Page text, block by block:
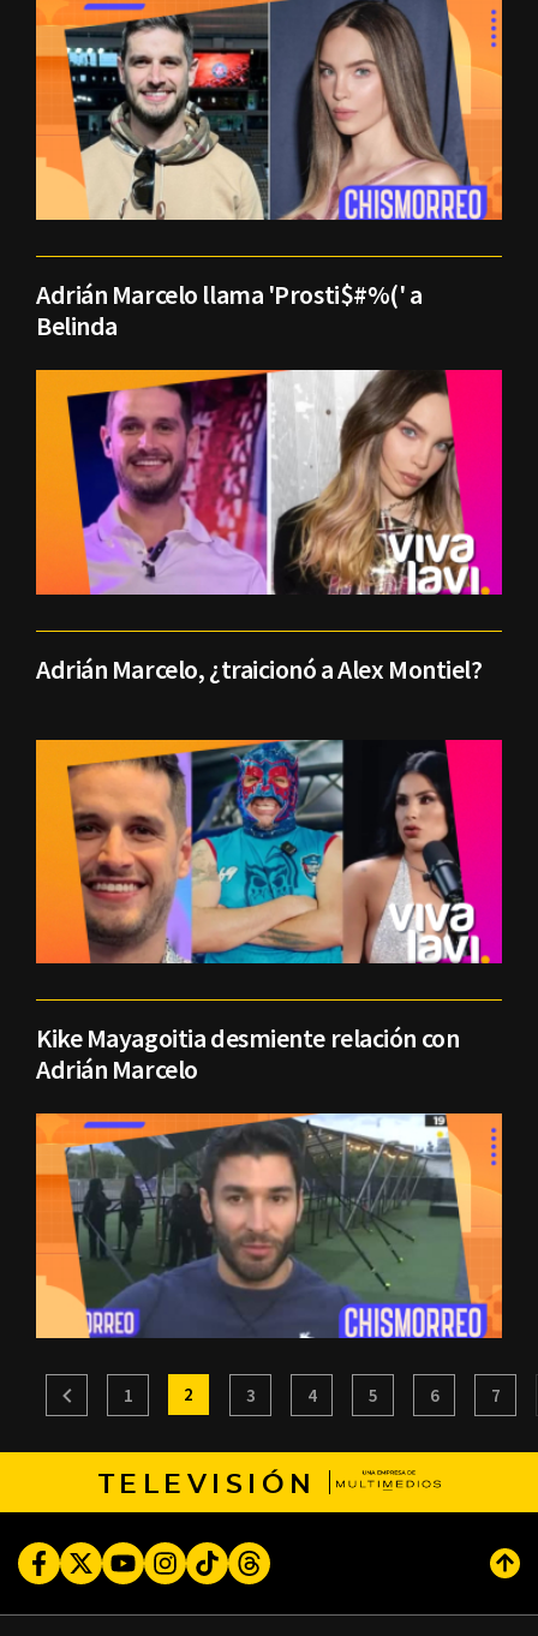
Adrián Marcelo llama 'Prosti$#%(' a
Belinda
Adrián Marcelo, ¿traicionó a Alex Montiel?
Kike Mayagoitia desmiente relación con
Adrián Marcelo
1 2 3 4 5 6 7
TELEVISIÓN
FacebookTwitterYoutubeInstagram
TikTokThreads